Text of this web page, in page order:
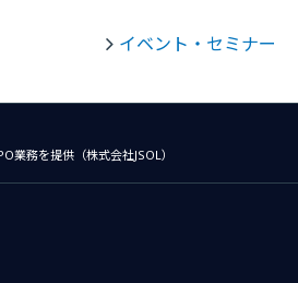
イベント・セミナー
業務を提供（株式会社JSOL）